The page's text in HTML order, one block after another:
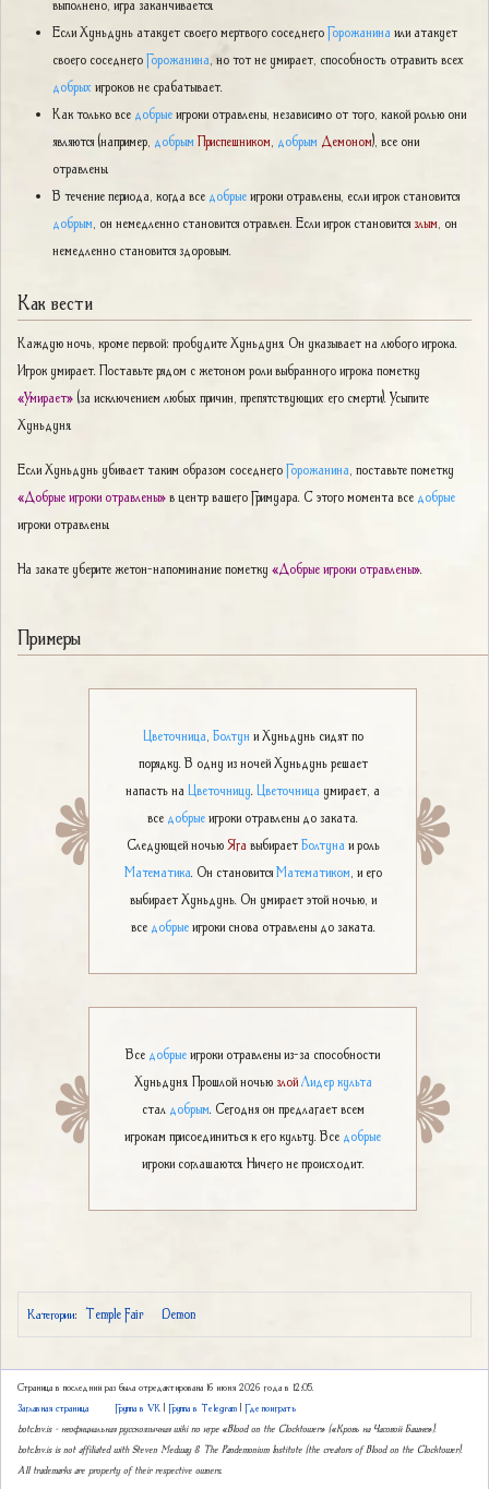
выполнено, игра заканчивается.
Если Хуньдунь атакует своего мертвого соседнегоГорожанина или атакует
своего соседнегоГорожанина , но тот не умирает, способность отравить всех
добрыхигроков не срабатывает.
Как только все добрыеигроки отравлены, независимо от того, какой ролью они
являются (например, добрымПриспешником добрым Демоном), все они
отравлены.
В течение периода, когда все добрыеигроки отравлены, если игрок становится
добрым , он немедленно становится отравлен. Если игрок становитсязлым , он
немедленно становится здоровым.
Как вести
Каждую ночь, кроме первой: пробудите Хуньдуня. Он указывает на любого игрока.
Игрок умирает. Поставьте рядом с жетоном роли выбранного игрока пометку
«Умирает» (за исключением любых причин, препятствующих его смерти). Усыпите
Хуньдуня.
Если Хуньдунь убивает таким образом соседнегоГорожанина , поставьте пометку
«Добрые игроки отравлены»в центр вашего Гримуара. С этого момента все добрые
игроки отравлены.
На закате уберите жетон-напоминание пометку «Добрые игроки отравлены»
Примеры
Цветочница Болтун и Хуньдунь сидят по
порядку. В одну из ночей Хуньдунь решает
напасть на Цветочницу Цветочница умирает, а
все добрыеигроки отравлены до заката.
Следующей ночью Яга выбираетБолтуна и роль
Математика . Он становитсяМатематиком, и его
выбирает Хуньдунь. Он умирает этой ночью, и
все добрыеигроки снова отравлены до заката.
Все добрыеигроки отравлены из-за способности
Хуньдуня. Прошлой ночью злой Лидер культа
стал добрым. Сегодня он предлагает всем
игрокам присоединиться к его культу. Все добрые
игроки соглашаются. Ничего не происходит.
Категории: Temple Fair Demon
Страница в последний раз была отредактирована 16 июня 2026 года в 12:05.
Заглавная страница
Группа в VK Группа в Telegram Где поиграть
botc.1nv.is – неофициальная русскоязычная wiki по игре «Blood on the Clocktower» («Кровь на Часовой Башне»).
botc.1nv.is is not affiliated with Steven Medway & The Pandemonium Institute (the creators of Blood on the Clocktower).
All trademarks are property of their respective owners.